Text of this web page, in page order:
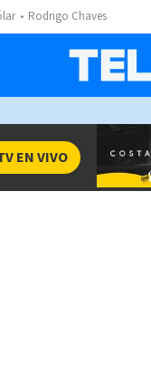
Rodrigo Chaves
EN VIVO